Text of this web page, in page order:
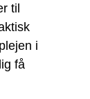
til
i
få